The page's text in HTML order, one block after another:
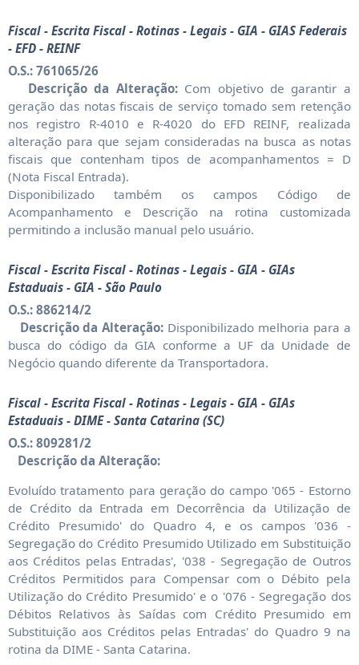
Fiscal - Escrita Fiscal - Rotinas - Legais - GIA - GIAS Federais
- EFD - REINF
O.S.: 761065/26
Descrição da Alteração:Com objetivo de garantir a
geração das notas fiscais de serviço tomado sem retenção
nos registro R-4010 e R-4020 do EFD REINF, realizada
alteração para que sejam consideradas na busca as notas
fiscais que contenham tipos de acompanhamentos = D
(Nota Fiscal Entrada).
Disponibilizado também os campos Código de
Acompanhamento e Descrição na rotina customizada
permitindo a inclusão manual pelo usuário.
Fiscal - Escrita Fiscal - Rotinas - Legais - GIA - GIAs
Estaduais - GIA - São Paulo
O.S.: 886214/2
Descrição da Alteração: Disponibilizado melhoria para a
busca do código da GIA conforme a UF da Unidade de
Negócio quando diferente da Transportadora.
Fiscal - Escrita Fiscal - Rotinas - Legais - GIA - GIAs
Estaduais - DIME - Santa Catarina (SC)
O.S.: 809281/2
Descrição da Alteração:
Evoluído tratamento para geração do campo '065 - Estorno
de Crédito da Entrada em Decorrência da Utilização de
Crédito Presumido' do Quadro 4, e os campos '036 -
Segregação do Crédito Presumido Utilizado em Substituição
aos Créditos pelas Entradas', '038 - Segregação de Outros
Créditos Permitidos para Compensar com o Débito pela
Utilização do Crédito Presumido' e o '076 - Segregação dos
Débitos Relativos às Saídas com Crédito Presumido em
Substituição aos Créditos pelas Entradas' do Quadro 9 na
rotina da DIME - Santa Catarina.